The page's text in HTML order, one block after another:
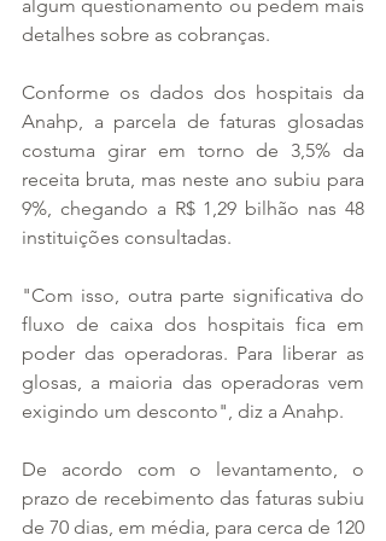
algum questionamento ou pedem mais
detalhes sobre as cobranças.
Conforme os dados dos hospitais da
Anahp, a parcela de faturas glosadas
costuma girar em torno de 3,5% da
receita bruta, mas neste ano subiu para
9%, chegando a R$ 1,29 bilhão nas 48
instituições consultadas.
"Com isso, outra parte significativa do
fluxo de caixa dos hospitais fica em
poder das operadoras. Para liberar as
glosas, a maioria das operadoras vem
exigindo um desconto", diz a Anahp.
De acordo com o levantamento, o
prazo de recebimento das faturas subiu
de 70 dias, em média, para cerca de 120